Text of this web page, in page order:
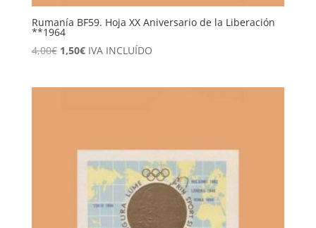
Rumanía BF59. Hoja XX Aniversario de la Liberación
**1964
4,00€ El
1,50€ElIVA INCLUÍDO